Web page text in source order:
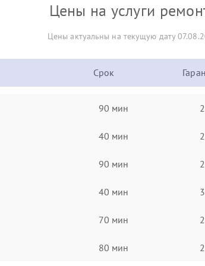
Цены на услуги
Цены актуальны на текущую дату
Срок
90 мин
40 мин
90 мин
40 мин
70 мин
80 мин